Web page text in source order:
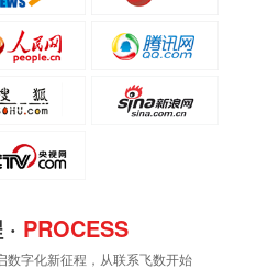
PROCESS
数字化新征程，从联系飞数开始